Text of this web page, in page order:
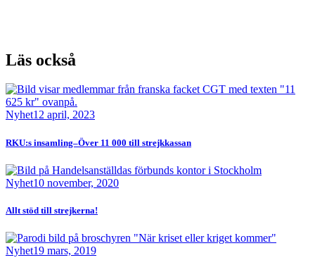
Läs också
Bild
Nyhet12 april, 2023
RKU:s insamling–Över 11 000 till strejkkassan
Bild
Nyhet10 november, 2020
Allt stöd till strejkerna!
Bild
Nyhet19 mars, 2019